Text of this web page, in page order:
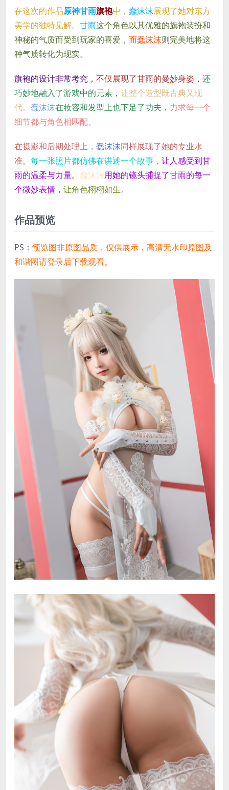
在这次的作品原神甘雨旗袍中， 蠢沫沫展现了她对东方
美学的独特见解。 甘雨这个角色以其优雅的旗袍装扮和
神秘的气质而受到玩家的喜爱， 而蠢沫沫则完美地将这
种气质转化为现实。
旗袍的设计非常考究， 不仅展现了甘雨的曼妙身姿， 还
巧妙地融入了游戏中的元素， 让整个造型既古典又现
代。 蠢沫沫在妆容和发型上也下足了功夫， 力求每一个
细节都与角色相匹配。
在摄影和后期处理上， 蠢沫沫同样展现了她的专业水
准。 每一张照片都仿佛在讲述一个故事， 让人感受到甘
雨的温柔与力量。 蠢沫沫用她的镜头捕捉了甘雨的每一
个微妙表情， 让角色栩栩如生。
作品预览
PS： 预览图非原图品质，仅供展示，高清无水印原图及
和谐图请登录后下载观看。